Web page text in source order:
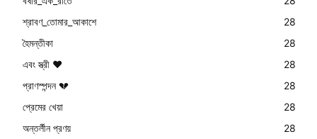
শ্রাবণ_তোমার_আকাশে
28
হৈমন্তীকা
28
এবং স্ত্রী ❤️
28
প্রাণস্পন্দন 💔
28
প্রেমের খেয়া
28
অন্তর্লীন প্রণয়
28